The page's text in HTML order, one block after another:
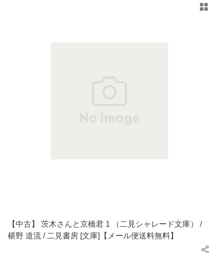
【中古】 茨木さんと京橋君 1 （二見シャレード文庫） /
椹野 道流 / 二見書房 [文庫]【メール便送料無料】